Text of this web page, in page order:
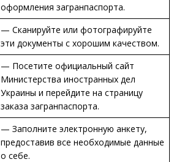
оформления загранпаспорта.
— Сканируйте или фотографируйте
эти документы с хорошим качеством.
— Посетите официальный сайт
Министерства иностранных дел
Украины и перейдите на страницу
заказа загранпаспорта.
— Заполните электронную анкету,
предоставив все необходимые данные
о себе.